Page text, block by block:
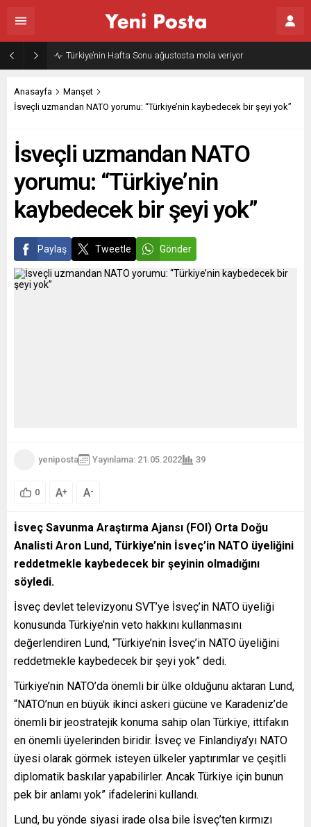
Türkiye’nin Hafta Sonu ağustosta mola veriyor
Anasayfa
Manşet
İsveçli uzmandan NATO yorumu: “Türkiye’nin kaybedecek bir şeyi yok”
İsveçli uzmandan NATO
yorumu: “Türkiye’nin
kaybedecek bir şeyi yok”
Paylaş Tweetle Gönder
yeniposta Yayınlama: 21.05.2022 39
0 A+ A-
İsveç Savunma Araştırma Ajansı (FOI) Orta Doğu
Analisti Aron Lund, Türkiye’nin İsveç’in NATO üyeliğini
reddetmekle kaybedecek bir şeyinin olmadığını
söyledi.
İsveç devlet televizyonu SVT’ye İsveç’in NATO üyeliği
konusunda Türkiye’nin veto hakkını kullanmasını
değerlendiren Lund, “Türkiye’nin İsveç’in NATO üyeliğini
reddetmekle kaybedecek bir şeyi yok” dedi.
Türkiye’nin NATO’da önemli bir ülke olduğunu aktaran Lund,
“NATO’nun en büyük ikinci askeri gücüne ve Karadeniz’de
önemli bir jeostratejik konuma sahip olan Türkiye, ittifakın
en önemli üyelerinden biridir. İsveç ve Finlandiya’yı NATO
üyesi olarak görmek isteyen ülkeler yaptırımlar ve çeşitli
diplomatik baskılar yapabilirler. Ancak Türkiye için bunun
pek bir anlamı yok” ifadelerini kullandı.
Lund, bu yönde siyasi irade olsa bile İsveç’ten kırmızı